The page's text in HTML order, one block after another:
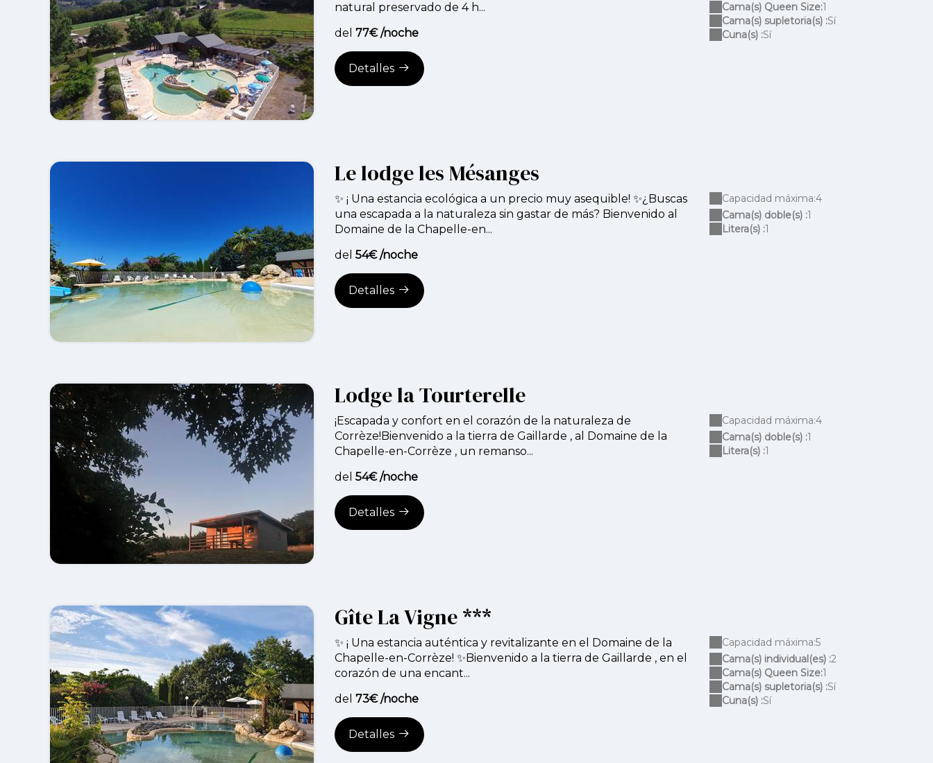
natural preservado de 4 h...
del 77€ /noche
Detalles
Cama(s) Queen Size:1
Cama(s) supletoria(s) :Sí
Cuna(s) :Sí
Le lodge les Mésanges
✨ ¡ Una estancia ecológica a un precio muy asequible! ✨¿Buscas
una escapada a la naturaleza sin gastar de más? Bienvenido al
Domaine de la Chapelle-en...
del 54€ /noche
Detalles
Capacidad máxima:4
Cama(s) doble(s) :1
Litera(s) :1
Lodge la Tourterelle
¡Escapada y confort en el corazón de la naturaleza de
Corrèze!Bienvenido a la tierra de Gaillarde , al Domaine de la
Chapelle-en-Corrèze , un remanso...
del 54€ /noche
Detalles
Capacidad máxima:4
Cama(s) doble(s) :1
Litera(s) :1
Gîte La Vigne ***
✨ ¡ Una estancia auténtica y revitalizante en el Domaine de la
Chapelle-en-Corrèze! ✨Bienvenido a la tierra de Gaillarde , en el
corazón de una encant...
del 73€ /noche
Detalles
Capacidad máxima:5
Cama(s) individual(es) :2
Cama(s) Queen Size:1
Cama(s) supletoria(s) :Sí
Cuna(s) :Sí